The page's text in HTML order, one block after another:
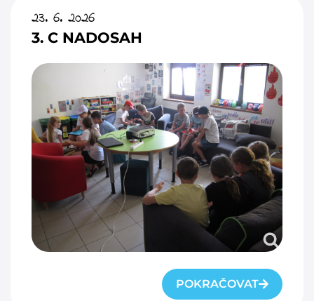
23. 6. 2026
3. C NADOSAH
POKRAČOVAT